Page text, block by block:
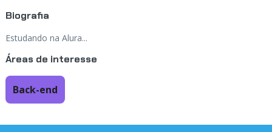
Biografia
Estudando na Alura...
Áreas de interesse
Back-end